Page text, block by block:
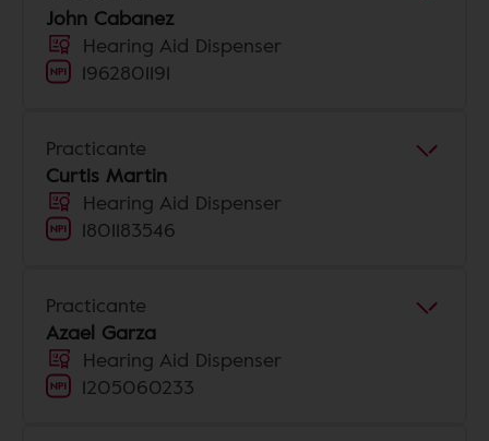
John Cabanez
Hearing Aid Dispenser
1962801191
Practicante
Curtis Martin
Hearing Aid Dispenser
1801183546
Practicante
Azael Garza
Hearing Aid Dispenser
1205060233